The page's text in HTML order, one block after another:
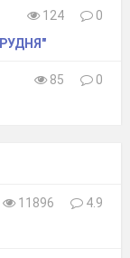
124
0
85
0
11896
4.9